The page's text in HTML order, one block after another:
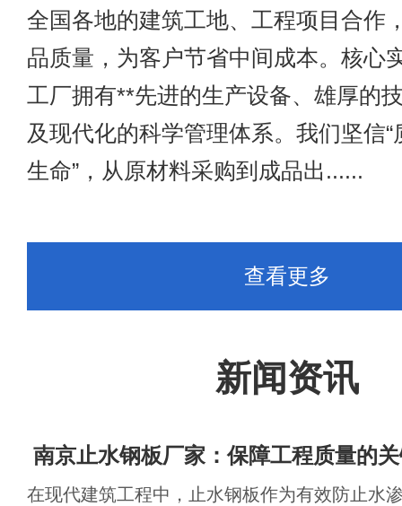
全国各地的建筑工地、工程项目合作
品质量，为客户节省中间成本。核心
工厂拥有**先进的生产设备、雄厚的
及现代化的科学管理体系。我们坚信
生命”，从原材料采购到成品出......
查看更多
新闻资讯
南京止水钢板厂家：保障工程质量的
在现代建筑工程中，止水钢板作为有效防止水